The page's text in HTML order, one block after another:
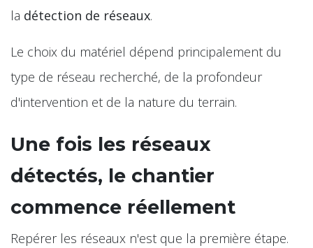
la détection de réseaux.
Le choix du matériel dépend principalement du
type de réseau recherché, de la profondeur
d'intervention et de la nature du terrain.
Une fois les réseaux
détectés, le chantier
commence réellement
Repérer les réseaux n'est que la première étape.